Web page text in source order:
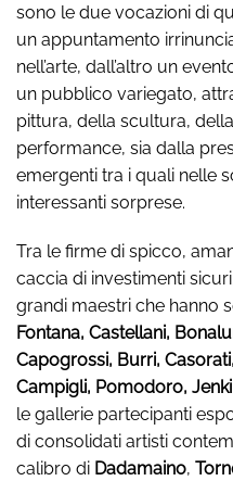
sono le due vocazioni di
un appuntamento
nell’arte, dall’altro un
un pubblico variegato,
pittura, della scultura,
performance, sia dalla
emergenti tra i quali nelle
interessanti sorprese.
Tra le firme di spicco,
caccia di investimenti
grandi maestri che hanno
Fontana, Castellani,
Capogrossi, Burri,
Campigli, Pomodoro,
le gallerie partecipanti
di consolidati artisti
calibro di Dadamaino,